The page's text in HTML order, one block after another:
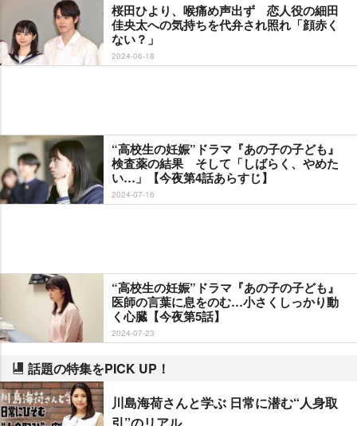
桜田ひより、喉痛め声出ず 恋人役の細田
佳央太への気持ちを代弁され照れ「顔赤く
ない？」
2024-06-18
“高校生の妊娠”ドラマ『あの子の子ども』
検査薬の結果 そして「しばらく、やめた
い…」【今夜第4話あらすじ】
2024-07-16
“高校生の妊娠”ドラマ『あの子の子ども』
医師の言葉に息をのむ…小さくしっかり動
く心臓【今夜第5話】
2024-07-23
話題の特集をPICK UP！
川島海荷さんと学ぶ 日常に潜む“人身取
引”のリアル